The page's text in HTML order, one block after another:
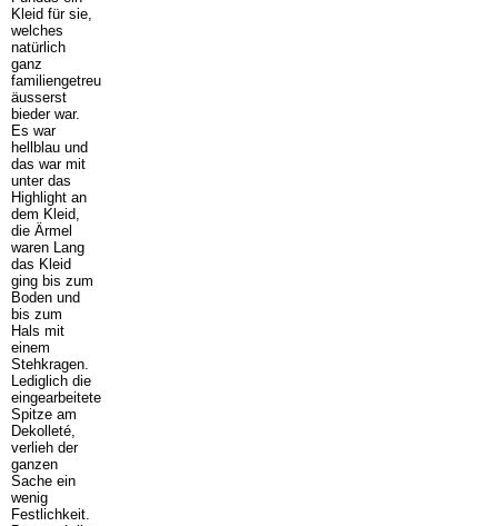
Kleid für sie,
welches
natürlich
ganz
familiengetreu
äusserst
bieder war.
Es war
hellblau und
das war mit
unter das
Highlight an
dem Kleid,
die Ärmel
waren Lang
das Kleid
ging bis zum
Boden und
bis zum
Hals mit
einem
Stehkragen.
Lediglich die
eingearbeitete
Spitze am
Dekolleté,
verlieh der
ganzen
Sache ein
wenig
Festlichkeit.